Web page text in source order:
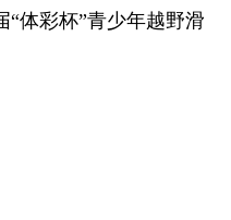
“体彩杯”青少年越野滑